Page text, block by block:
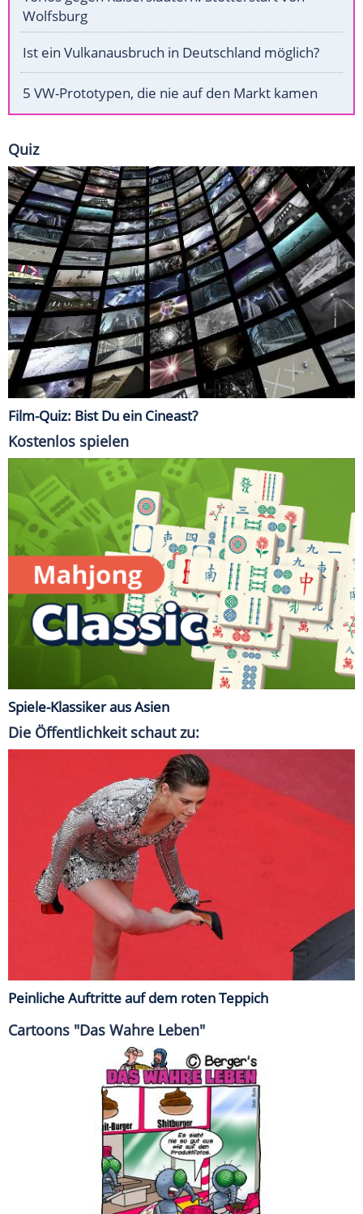
Wolfsburg
Ist ein Vulkanausbruch in Deutschland möglich?
5 VW-Prototypen, die nie auf den Markt kamen
Quiz
Film-Quiz: Bist Du ein Cineast?
Kostenlos spielen
Spiele-Klassiker aus Asien
Die Öffentlichkeit schaut zu:
Peinliche Auftritte auf dem roten Teppich
Cartoons "Das Wahre Leben"